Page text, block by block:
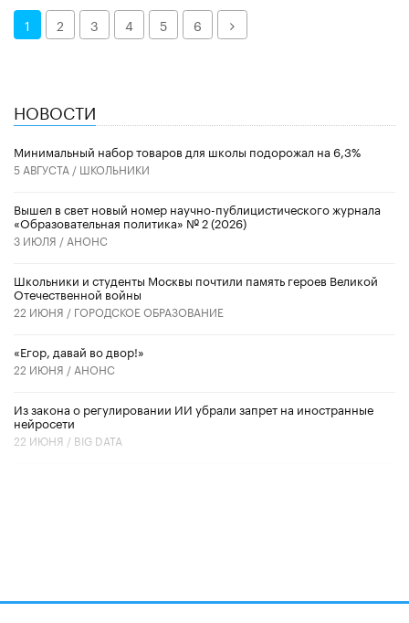
1 2 3 4 5 6 Далее
НОВОСТИ
Минимальный набор товаров для школы подорожал на 6,3%
5 АВГУСТА / ШКОЛЬНИКИ
Вышел в свет новый номер научно-публицистического журнала
«Образовательная политика» № 2 (2026)
3 ИЮЛЯ / АНОНС
Школьники и студенты Москвы почтили память героев Великой
Отечественной войны
22 ИЮНЯ / ГОРОДСКОЕ ОБРАЗОВАНИЕ
«Егор, давай во двор!»
22 ИЮНЯ / АНОНС
Из закона о регулировании ИИ убрали запрет на иностранные
нейросети
22 ИЮНЯ / BIG DATA